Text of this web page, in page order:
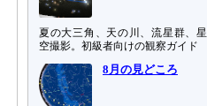
夏の大三角、天の川、流星群、星
空撮影。初級者向けの観察ガイド
8月の見どころ